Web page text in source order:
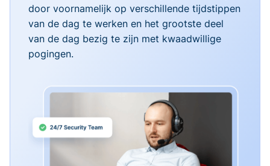
door voornamelijk op verschillende tijdstippen
van de dag te werken en het grootste deel
van de dag bezig te zijn met kwaadwillige
pogingen.